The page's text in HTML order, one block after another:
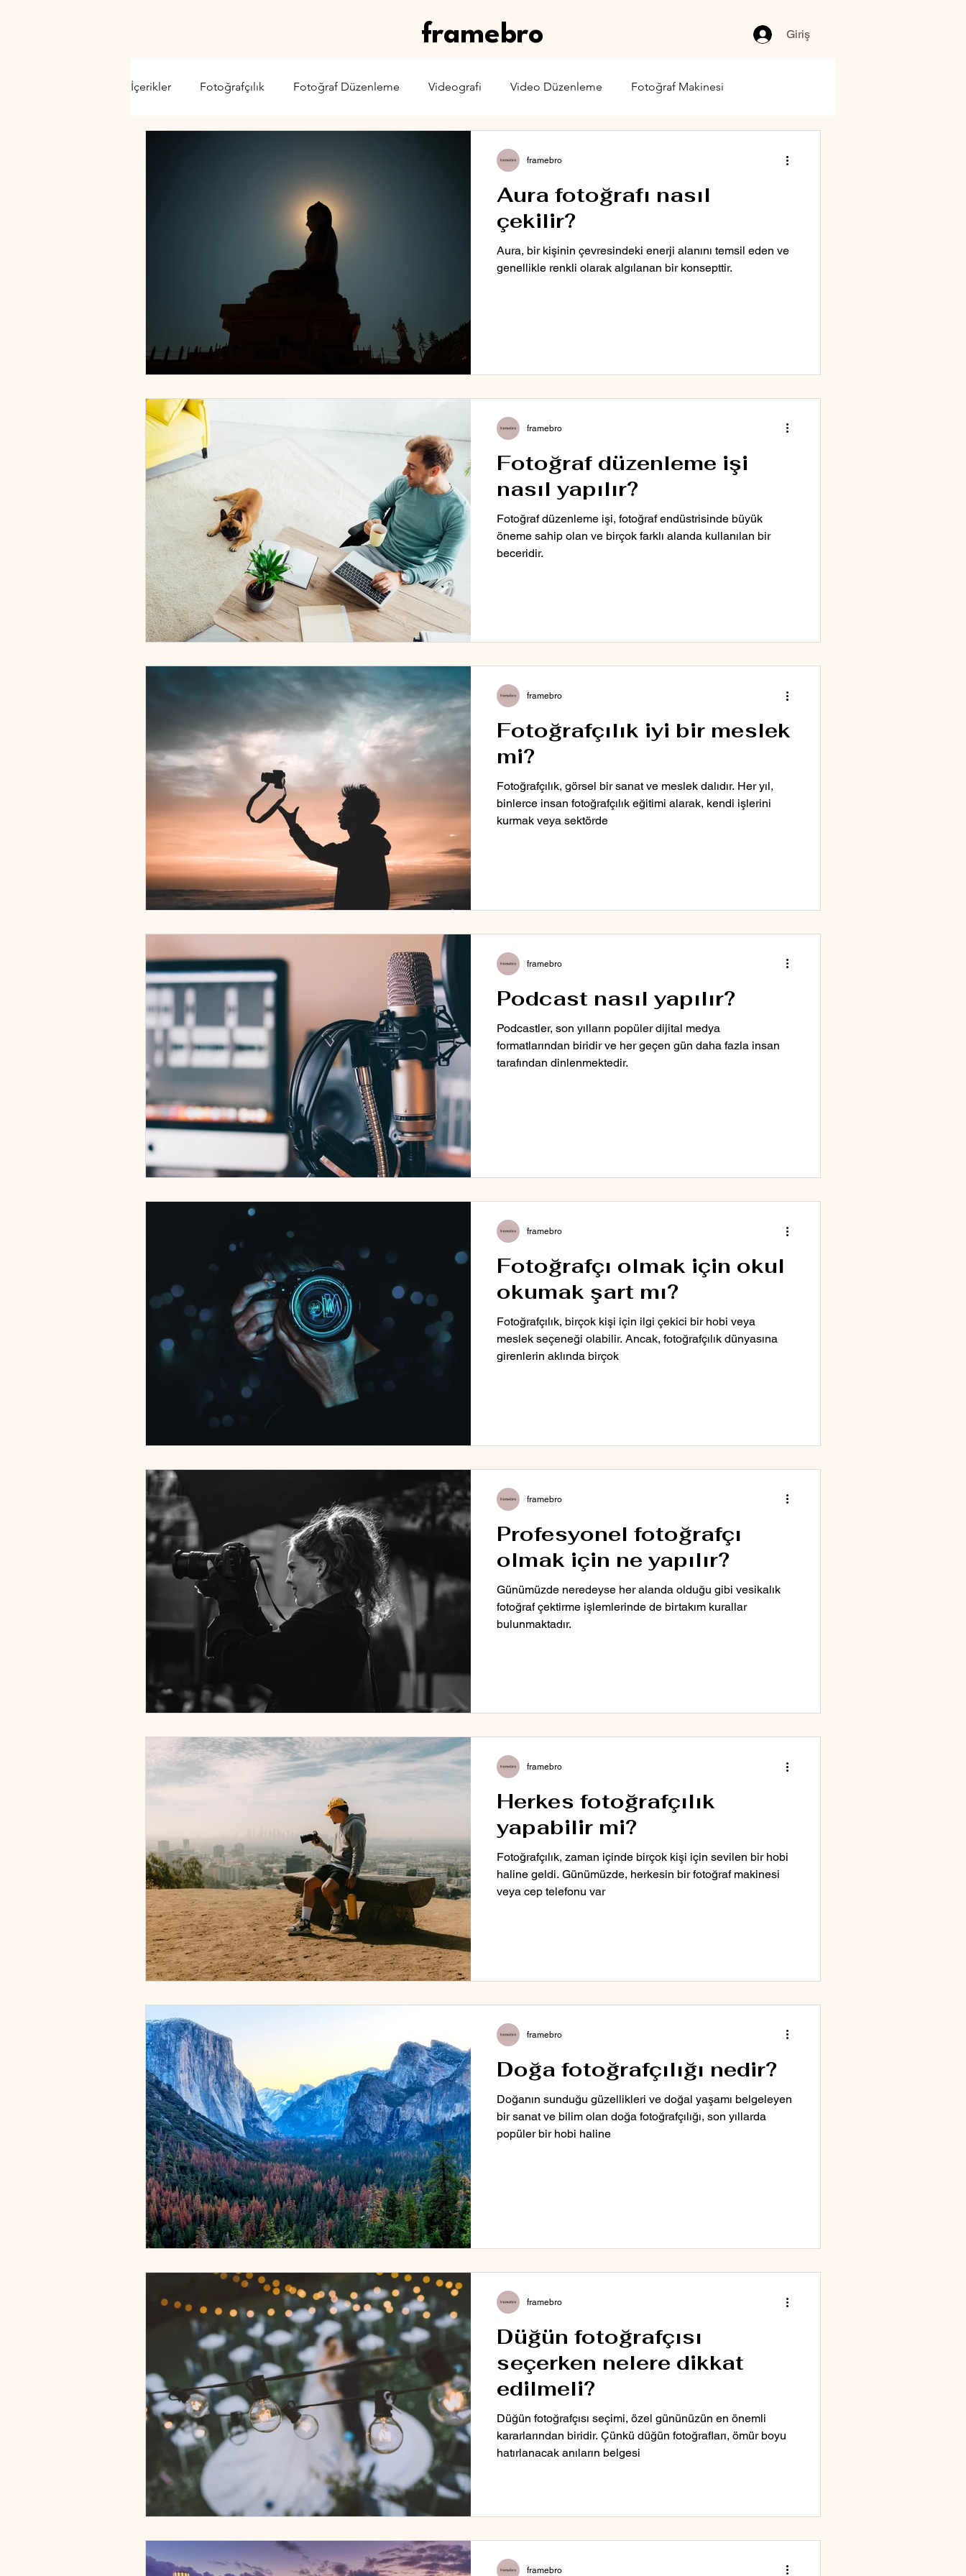
framebro Giriş
İçerikler Fotoğrafçılık Fotoğraf Düzenleme Videografi Video Düzenleme Fotoğraf Makinesi
Aura fotoğrafı nasıl
çekilir?
Aura, bir kişinin çevresindeki enerji alanını temsil eden ve
genellikle renkli olarak algılanan bir konsepttir.
framebro
Fotoğraf düzenleme işi
nasıl yapılır?
Fotoğraf düzenleme işi, fotoğraf endüstrisinde büyük
öneme sahip olan ve birçok farklı alanda kullanılan bir
beceridir.
framebro
Fotoğrafçılık iyi bir meslek
mi?
Fotoğrafçılık, görsel bir sanat ve meslek dalıdır. Her yıl,
binlerce insan fotoğrafçılık eğitimi alarak, kendi işlerini
kurmak veya sektörde
framebro
Podcast nasıl yapılır?
Podcastler, son yılların popüler dijital medya
formatlarından biridir ve her geçen gün daha fazla insan
tarafından dinlenmektedir.
framebro
Fotoğrafçı olmak için okul
okumak şart mı?
Fotoğrafçılık, birçok kişi için ilgi çekici bir hobi veya
meslek seçeneği olabilir. Ancak, fotoğrafçılık dünyasına
girenlerin aklında birçok
framebro
Profesyonel fotoğrafçı
olmak için ne yapılır?
Günümüzde neredeyse her alanda olduğu gibi vesikalık
fotoğraf çektirme işlemlerinde de birtakım kurallar
bulunmaktadır.
framebro
Herkes fotoğrafçılık
yapabilir mi?
Fotoğrafçılık, zaman içinde birçok kişi için sevilen bir hobi
haline geldi. Günümüzde, herkesin bir fotoğraf makinesi
veya cep telefonu var
framebro
Doğa fotoğrafçılığı nedir?
Doğanın sunduğu güzellikleri ve doğal yaşamı belgeleyen
bir sanat ve bilim olan doğa fotoğrafçılığı, son yıllarda
popüler bir hobi haline
framebro
Düğün fotoğrafçısı
seçerken nelere dikkat
edilmeli?
Düğün fotoğrafçısı seçimi, özel gününüzün en önemli
kararlarından biridir. Çünkü düğün fotoğrafları, ömür boyu
hatırlanacak anıların belgesi
framebro
framebro